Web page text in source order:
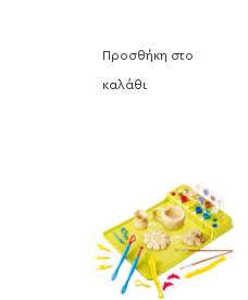
Προσθήκη στο
καλάθι